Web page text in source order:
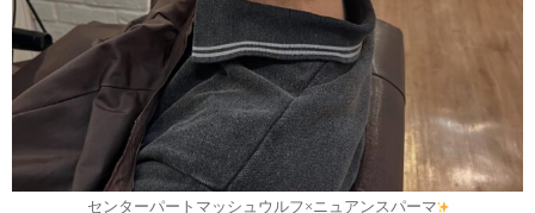
7月 30
センターパートマッシュウルフ×ニュアンスパーマ